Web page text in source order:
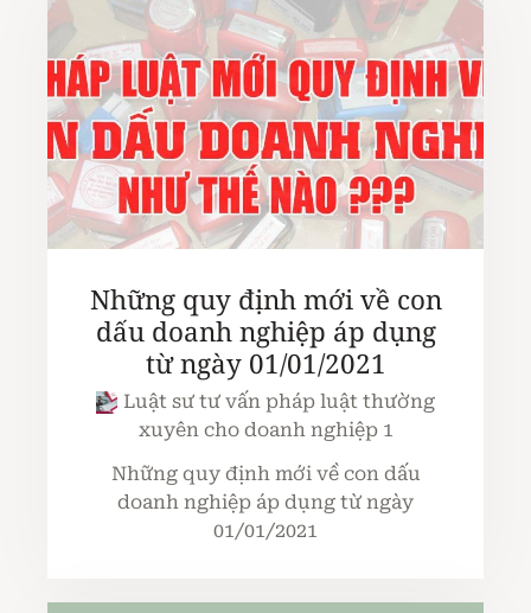
Những quy định mới về con
dấu doanh nghiệp áp dụng
từ ngày 01/01/2021
Luật sư tư vấn pháp luật thường
xuyên cho doanh nghiệp 1
Những quy định mới về con dấu
doanh nghiệp áp dụng từ ngày
01/01/2021